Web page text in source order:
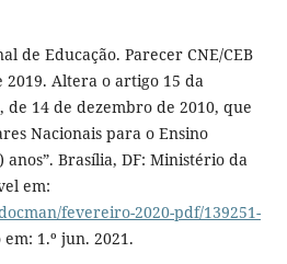
de Educação. Parecer CNE/CEB
2019. Altera o artigo 15 da
de 14 de dezembro de 2010, que
Nacionais para o Ensino
Brasília, DF: Ministério da
em:
fevereiro-2020-pdf/139251-
em: 1.º jun. 2021.